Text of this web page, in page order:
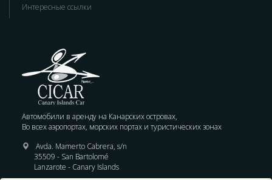
Интересные ссылки
Автомобили в аренду на Канарских островах,
Во всех аэропортах, морских портах и туристических зонах
Avda. Mamerto Cabrera, s/n
35509 - San Bartolomé
Lanzarote - Canary Islands